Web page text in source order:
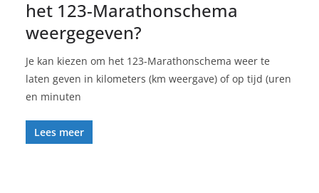
het 123-Marathonschema
weergegeven?
Je kan kiezen om het 123-Marathonschema weer te
laten geven in kilometers (km weergave) of op tijd (uren
en minuten
Lees meer